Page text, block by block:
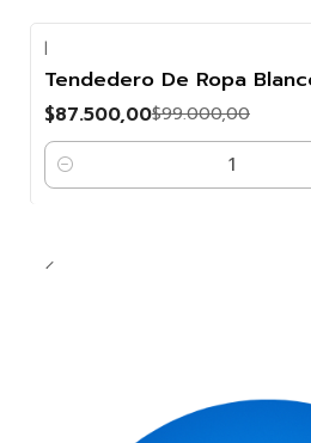
-12%
OFF
|
Tendedero De Ropa
$87.500,00$99.000,00
Cantidad